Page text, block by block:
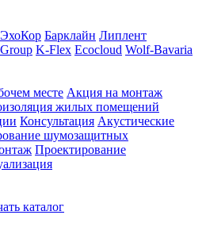
ЭхоКор Барклайн Липлент
K-Flex Ecocloud Wolf-Bavaria
месте Акция на монтаж
жилых помещений
Консультация Акустические
шумозащитных
Проектирование
каталог